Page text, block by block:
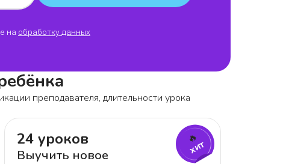
на обработку данных
преподавателя, длительности урока
24 уроков
Выучить новое
🔥
хит